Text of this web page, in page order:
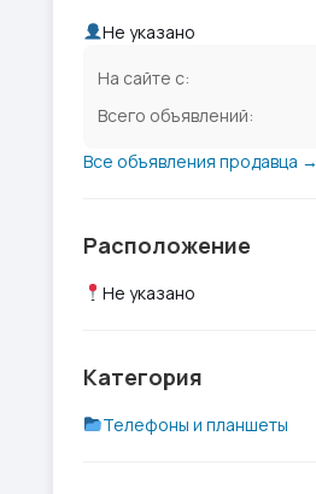
Не указано
На сайте с:
Всего объявлений:
Все объявления продавца →
Расположение
Не указано
Категория
Телефоны и планшеты